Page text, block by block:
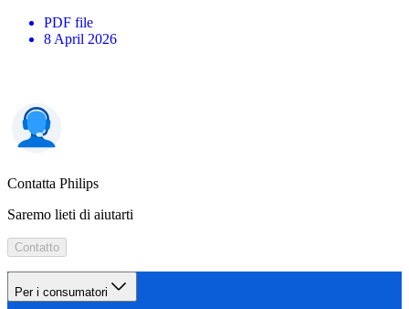
PDF file
8 April 2026
Contatta Philips
Saremo lieti di aiutarti
Contatto
Per i consumatori